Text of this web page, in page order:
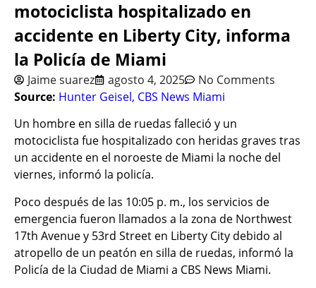
motociclista hospitalizado en
accidente en Liberty City, informa
la Policía de Miami
Jaime suarez agosto 4, 2025
No Comments
Source: Hunter Geisel, CBS News Miami
Un hombre en silla de ruedas falleció y un
motociclista fue hospitalizado con heridas graves tras
un accidente en el noroeste de Miami la noche del
viernes, informó la policía.
Poco después de las 10:05 p. m., los servicios de
emergencia fueron llamados a la zona de Northwest
17th Avenue y 53rd Street en Liberty City debido al
atropello de un peatón en silla de ruedas, informó la
Policía de la Ciudad de Miami a CBS News Miami.